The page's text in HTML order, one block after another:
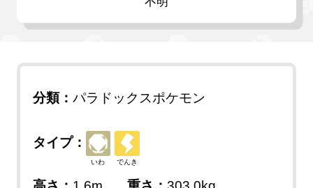
分類： パラドックスポケモン
タイプ：
いわ でんき